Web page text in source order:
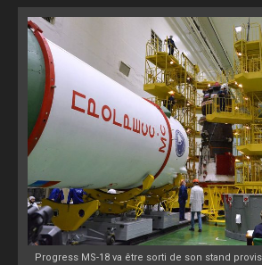
Progress MS-18 va être sorti de son stand